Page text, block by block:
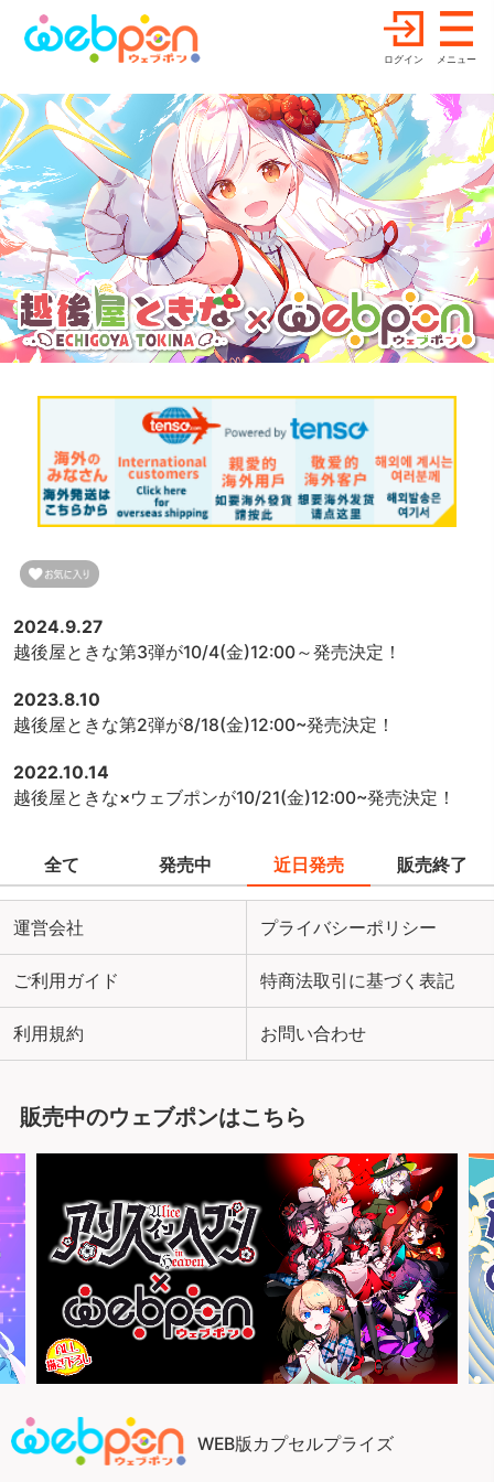
ログイン メニュー
2024.9.27
越後屋ときな第3弾が10/4(金)12:00～発売決定！
2023.8.10
越後屋ときな第2弾が8/18(金)12:00~発売決定！
2022.10.14
越後屋ときな×ウェブポンが10/21(金)12:00~発売決定！
全て 発売中 近日発売 販売終了
運営会社 プライバシーポリシー
ご利用ガイド 特商法取引に基づく表記
利用規約 お問い合わせ
販売中のウェブポンはこちら
WEB版カプセルプライズ